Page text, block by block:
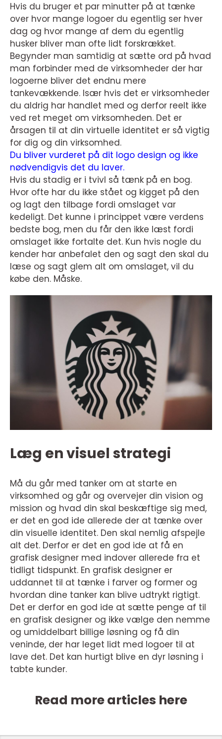
Hvis du bruger et par minutter på at tænke
over hvor mange logoer du egentlig ser hver
dag og hvor mange af dem du egentlig
husker bliver man ofte lidt forskrækket.
Begynder man samtidig at sætte ord på hvad
man forbinder med de virksomheder der har
logoerne bliver det endnu mere
tankevækkende. Især hvis det er virksomheder
du aldrig har handlet med og derfor reelt ikke
ved ret meget om virksomheden. Det er
årsagen til at din virtuelle identitet er så vigtig
for dig og din virksomhed.
Du bliver vurderet på dit logo design og ikke
nødvendigvis det du laver.
Hvis du stadig er i tvivl så tænk på en bog.
Hvor ofte har du ikke stået og kigget på den
og lagt den tilbage fordi omslaget var
kedeligt. Det kunne i princippet være verdens
bedste bog, men du får den ikke læst fordi
omslaget ikke fortalte det. Kun hvis nogle du
kender har anbefalet den og sagt den skal du
læse og sagt glem alt om omslaget, vil du
købe den. Måske.
Læg en visuel strategi
Må du går med tanker om at starte en
virksomhed og går og overvejer din vision og
mission og hvad din skal beskæftige sig med,
er det en god ide allerede der at tænke over
din visuelle identitet. Den skal nemlig afspejle
alt det. Derfor er det en god ide at få en
grafisk designer med indover allerede fra et
tidligt tidspunkt. En grafisk designer er
uddannet til at tænke i farver og former og
hvordan dine tanker kan blive udtrykt rigtigt.
Det er derfor en god ide at sætte penge af til
en grafisk designer og ikke vælge den nemme
og umiddelbart billige løsning og få din
veninde, der har leget lidt med logoer til at
lave det. Det kan hurtigt blive en dyr løsning i
tabte kunder.
Read more articles here